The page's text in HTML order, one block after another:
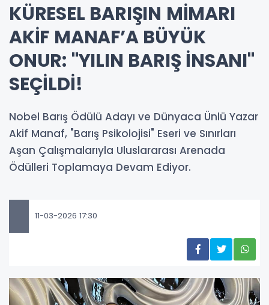
KÜRESEL BARIŞIN MİMARI
AKİF MANAF’A BÜYÜK
ONUR: "YILIN BARIŞ İNSANI"
SEÇİLDİ!
Nobel Barış Ödülü Adayı ve Dünyaca Ünlü Yazar
Akif Manaf, "Barış Psikolojisi" Eseri ve Sınırları
Aşan Çalışmalarıyla Uluslararası Arenada
Ödülleri Toplamaya Devam Ediyor.
11-03-2026 17:30